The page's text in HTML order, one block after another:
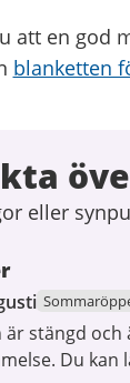
att en god
blanketten
eller
är stängd
Du